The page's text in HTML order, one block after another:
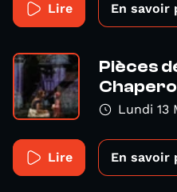
Lire En savoir
Pièces
Lundi 13
Lire En savoir